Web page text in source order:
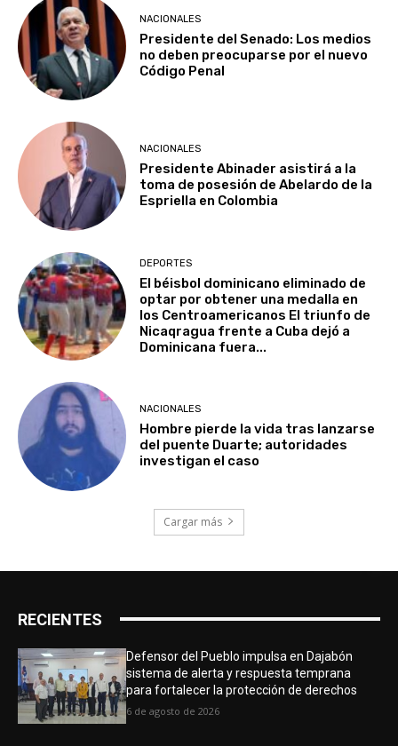
NACIONALES
Presidente del Senado: Los medios
no deben preocuparse por el nuevo
Código Penal
NACIONALES
Presidente Abinader asistirá a la
toma de posesión de Abelardo de la
Espriella en Colombia
DEPORTES
El béisbol dominicano eliminado de
optar por obtener una medalla en
los Centroamericanos El triunfo de
Nicaqragua frente a Cuba dejó a
Dominicana fuera...
NACIONALES
Hombre pierde la vida tras lanzarse
del puente Duarte; autoridades
investigan el caso
Cargar más
RECIENTES
Defensor del Pueblo impulsa en Dajabón
sistema de alerta y respuesta temprana
para fortalecer la protección de derechos
6 de agosto de 2026